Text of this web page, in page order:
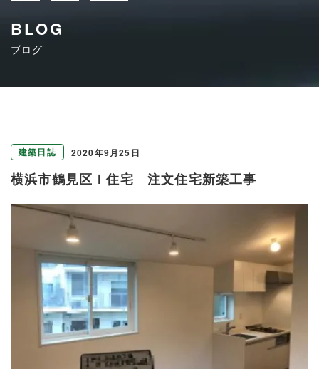
BLOG
ブログ
建築日誌 2020年9月25日
横浜市鶴見区Ｉ住宅 注文住宅新築工事